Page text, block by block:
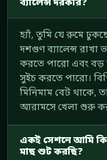
ব্যালেন্স দরকার?
হ্যাঁ, তুমি যে রুমে
দশগুণ ব্যালেন্স রাখা
করতে পারো এবং বড়
সুইচ করতে পারো।
মিনিমাম বেট
আরামসে খেলা শুরু
একই সেশনে আমি
মাছ শুট করছি?